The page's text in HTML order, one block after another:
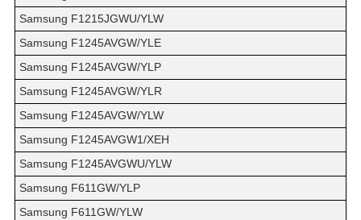
Samsung F1215JGWU/YLW
Samsung F1245AVGW/YLE
Samsung F1245AVGW/YLP
Samsung F1245AVGW/YLR
Samsung F1245AVGW/YLW
Samsung F1245AVGW1/XEH
Samsung F1245AVGWU/YLW
Samsung F611GW/YLP
Samsung F611GW/YLW